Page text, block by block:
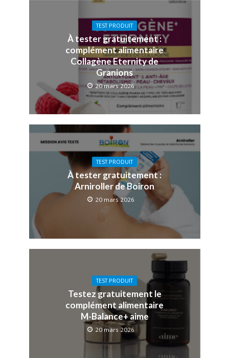
TEST PRODUIT
À tester gratuitement :
complément alimentaire
Collagène Eternity de
Granions
20 mars 2026
TEST PRODUIT
À tester gratuitement :
Arniroller de Boiron
20 mars 2026
TEST PRODUIT
Testez gratuitement le
complément alimentaire
M-Balance+ aime
20 mars 2026